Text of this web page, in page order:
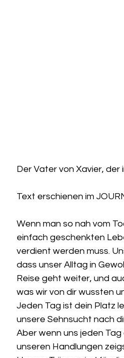
Der Vater von Xavier, der
Text erschienen im
Wenn man so nah vom
einfach geschenkten
verdient werden muss.
dass unser Alltag in
Reise geht weiter, und
was wir von dir wussten
Jeden Tag ist dein Platz
unsere Sehnsucht nach
Aber wenn uns jeden
unseren Handlungen